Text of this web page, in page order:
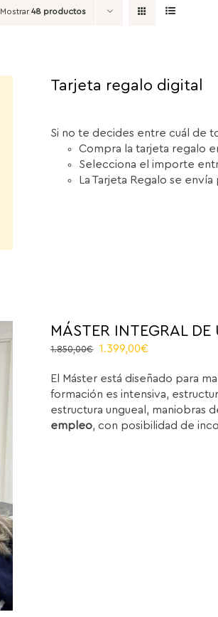
Mostrar48 productos
Tarjeta regalo digital
Si no te decides entre cuál de
Compra la tarjeta regalo
Selecciona el importe
La Tarjeta Regalo se
MÁSTER INTEGRAL DE
1.850,00€
El
original
era:
1.850,00€.
1.399,00€
actual
es:
1.399,00€.
El Máster está diseñado para
formación es intensiva,
estructura ungueal, maniobras
empleo, con posibilidad de